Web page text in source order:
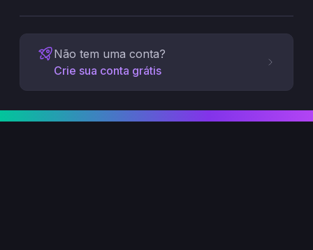
Não tem uma conta?
Crie sua conta grátis